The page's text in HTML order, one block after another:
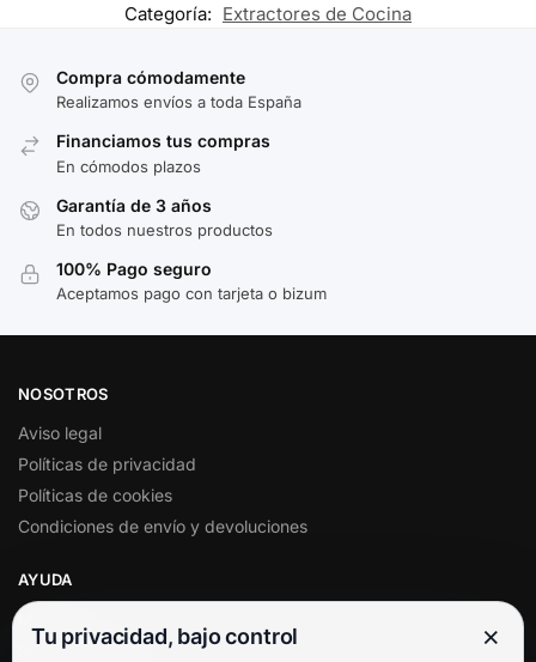
Categoría: Extractores de Cocina
Compra cómodamente
Realizamos envíos a toda España
Financiamos tus compras
En cómodos plazos
Garantía de 3 años
En todos nuestros productos
100% Pago seguro
Aceptamos pago con tarjeta o bizum
NOSOTROS
Aviso legal
Políticas de privacidad
Políticas de cookies
Condiciones de envío y devoluciones
AYUDA
Soporte al cliente
Tu privacidad, bajo control ×